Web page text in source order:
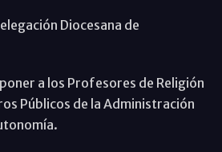
Diocesana de
a los Profesores de Religión
Públicos de la Administración